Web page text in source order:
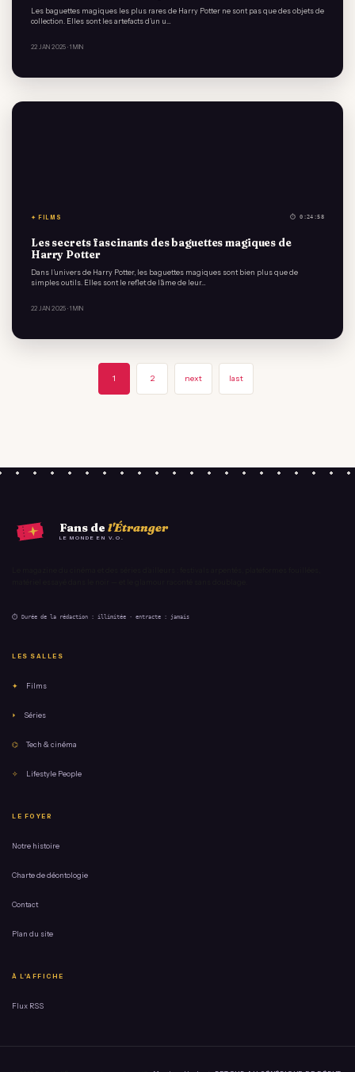
Les baguettes magiques les plus rares de Harry Potter ne sont pas que des objets de
collection. Elles sont les artefacts d’un u…
22 JAN 2025 · 1 MIN
✦ FILMS ⏱ 0:24:58
Les secrets fascinants des baguettes magiques de
Harry Potter
Dans l’univers de Harry Potter, les baguettes magiques sont bien plus que de
simples outils. Elles sont le reflet de l’âme de leur…
22 JAN 2025 · 1 MIN
1 2 next last
Fans de l'Étranger
LE MONDE EN V.O.
⏱ Durée de la rédaction : illimitée · entracte : jamais
LES SALLES
✦ Films
⏵ Séries
⌬ Tech & cinéma
✧ Lifestyle People
LE FOYER
Notre histoire
Charte de déontologie
Contact
Plan du site
À L'AFFICHE
Flux RSS